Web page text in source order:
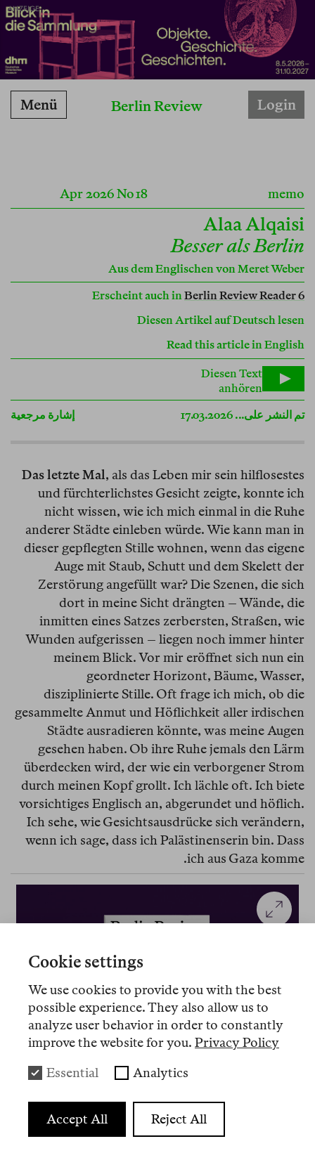
ANZEIGE
Berlin Review
Menü Login
memo
No 18
Apr 2026
Alaa Alqaisi
Besser als Berlin
Aus dem Englischen vonMeret Weber
Erscheint auch inBerlin Review Reader 6
Diesen Artikel auf Deutsch lesen
Read this article in English
Diesen Text
anhören
تم النشر على... 17.03.2026
إشارة مرجعية
Das letzte Mal, als das Leben mir sein hilflosestes
und fürchterlichstes Gesicht zeigte, konnte ich
nicht wissen, wie ich mich einmal in die Ruhe
anderer Städte einleben würde. Wie kann man in
dieser gepflegten Stille wohnen, wenn das eigene
Auge mit Staub, Schutt und dem Skelett der
Zerstörung angefüllt war? Die Szenen, die sich
dort in meine Sicht drängten – Wände, die
inmitten eines Satzes zerbersten, Straßen, wie
Wunden aufgerissen – liegen noch immer hinter
meinem Blick. Vor mir eröffnet sich nun ein
geordneter Horizont, Bäume, Wasser,
disziplinierte Stille. Oft frage ich mich, ob die
gesammelte Anmut und Höflichkeit aller irdischen
Städte ausradieren könnte, was meine Augen
gesehen haben. Ob ihre Ruhe jemals den Lärm
überdecken wird, der wie ein verborgener Strom
durch meinen Kopf grollt. Ich lächle oft. Ich biete
vorsichtiges Englisch an, abgerundet und höflich.
Ich sehe, wie Gesichtsausdrücke sich verändern,
wenn ich sage, dass ich Palästinenserin bin. Dass
ich aus Gaza komme.
Ich wohne hier in einer eleganten Villa, die sich
Cookie settings
We use cookies to provide you with the best
possible experience. They also allow us to
analyze user behavior in order to constantly
improve the website for you. Privacy Policy
Essential Analytics
Accept All Reject All